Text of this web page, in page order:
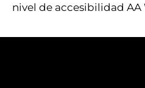
nivel de accesibilidad AA